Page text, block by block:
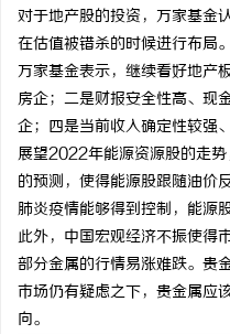
对于地产股的投资，万家基金
在估值被错杀的时候进行布局。
万家基金表示，继续看好地产
房企；二是财报安全性高、现
企；四是当前收入确定性较强
展望2022年能源资源股的走
的预测，使得能源股跟随油价
肺炎疫情能够得到控制，能源
此外，中国宏观经济不振使得
部分金属的行情易涨难跌。贵
市场仍有疑虑之下，贵金属应
向。